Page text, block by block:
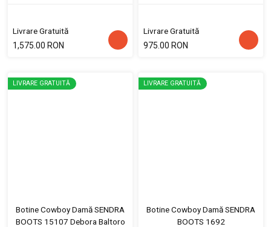
Livrare Gratuită
1,575.00 RON
Livrare Gratuită
975.00 RON
LIVRARE GRATUITĂ
Botine Cowboy Damă SENDRA
BOOTS 15107 Debora Baltoro
LIVRARE GRATUITĂ
Botine Cowboy Damă SENDRA
BOOTS 1692